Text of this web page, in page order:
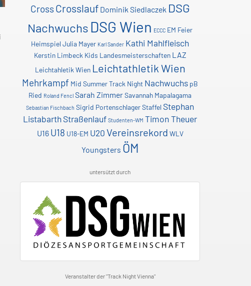
CrossCrosslauf Dominik Siedlaczek DSG
Nachwuchs DSG Wien ECCC EM Feier
Heimspiel Julia Mayer Karl Sander Kathi Mahlfleisch
Kerstin Limbeck Kids Landesmeisterschaften LAZ
Leichtahletik Wien Leichtathletik Wien
Mehrkampf Mid Summer Track Night Nachwuchs pB
Ried Roland Fencl Sarah ZimmerSavannah Mapalagama
Sebastian Fischbach Sigrid PortenschlagerStaffel Stephan
ListabarthStraßenlauf Studenten-WM Timon Theuer
U16 U18 U18-EM U20Vereinsrekord WLV
Youngsters ÖM
untersützt durch
Veranstalter der "Track Night Vienna"